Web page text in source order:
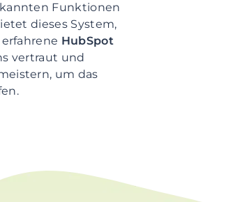
Funktionen
dieses System,
HubSpot
vertraut und
um das